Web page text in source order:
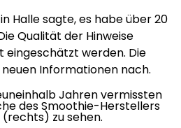
Halle sagte, es habe über 20
Qualität der Hinweise
eingeschätzt werden. Die
Informationen nach.